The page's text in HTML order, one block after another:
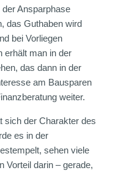
Ansparphase
das Guthaben wird
bei Vorliegen
erhält man in der
das dann in der
am Bausparen
weiter.
sich der Charakter des
es in der
sehen viele
Vorteil darin – gerade,